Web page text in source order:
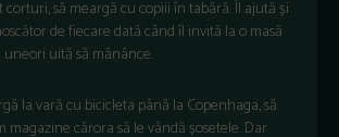
corturi, să meargă cu copiii în tabără. Îl ajută și
de fiecare dată când îl invită la o masă
uneori uită să mănânce.
la vară cu bicicleta până la Copenhaga, să
magazine cărora să le vândă șosetele. Dar